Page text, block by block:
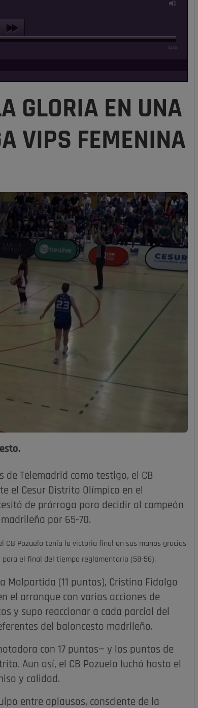
02:08
GLORIA EN UNA
VIPS FEMENINA
de Telemadrid como testigo, el CB
el Cesur Distrito Olímpico en el
de prórroga para decidir al campeón
por 65-70.
CB Pozuelo tenía la victoria final en sus manos gracias
el final del tiempo reglamentario (58-56).
(11 puntos), Cristina Fidalgo
el arranque con varias acciones de
y supo reaccionar a cada parcial del
del baloncesto madrileño.
con 17 puntos— y los puntos de
Aun así, el CB Pozuelo luchó hasta el
y calidad.
entre aplausos, consciente de la